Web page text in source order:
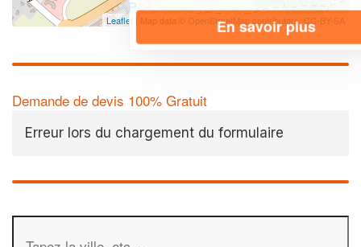
Leaflet | Map data © OpenStreetMap contributors, CC-BY-SA
Demande de devis 100% Gratuit
Erreur lors du chargement du formulaire
En savoir plus